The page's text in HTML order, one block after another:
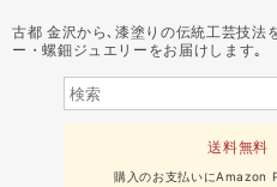
古都 金沢から､漆塗りの伝統工芸技法
ー・螺鈿ジュエリーをお届けします｡
送料無料
購入のお支払いにAmazon